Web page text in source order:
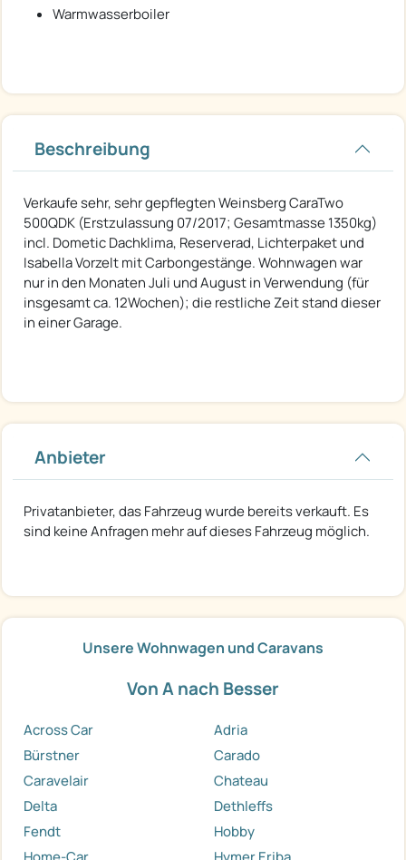
Warmwasserboiler
Beschreibung
Verkaufe sehr, sehr gepflegten Weinsberg CaraTwo
500QDK (Erstzulassung 07/2017; Gesamtmasse 1350kg)
incl. Dometic Dachklima, Reserverad, Lichterpaket und
Isabella Vorzelt mit Carbongestänge. Wohnwagen war
nur in den Monaten Juli und August in Verwendung (für
insgesamt ca. 12Wochen); die restliche Zeit stand dieser
in einer Garage.
Anbieter
Privatanbieter, das Fahrzeug wurde bereits verkauft. Es
sind keine Anfragen mehr auf dieses Fahrzeug möglich.
Unsere Wohnwagen und Caravans
Von A nach Besser
Across Car
Adria
Bürstner
Carado
Caravelair
Chateau
Delta
Dethleffs
Fendt
Hobby